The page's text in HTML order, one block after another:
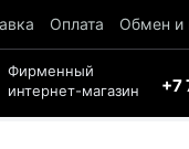
Оплата Обмен и
Фирменный
интернет-магазин
+7